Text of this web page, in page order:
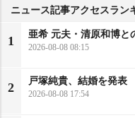
ニュース記事アクセスラン
1
亜希 元夫・清原和博と
2026-08-08 08:15
2
戸塚純貴、結婚を発表
2026-08-08 17:54